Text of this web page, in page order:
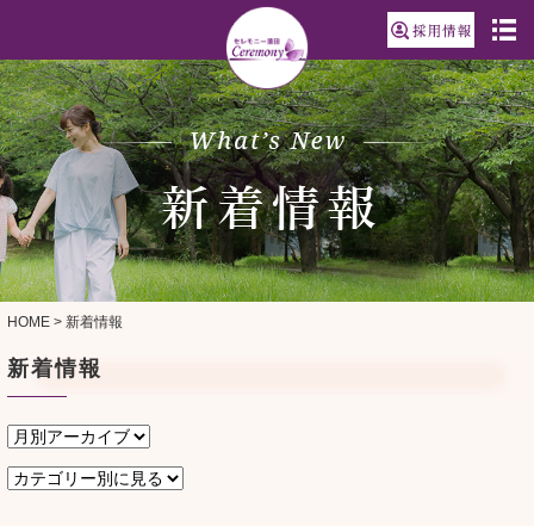
HOME> 新着情報
新着情報